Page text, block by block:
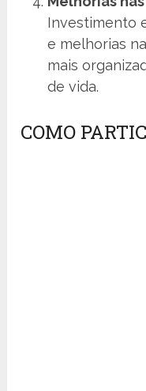
Investimento
e melhorias
mais
de vida.
COMO